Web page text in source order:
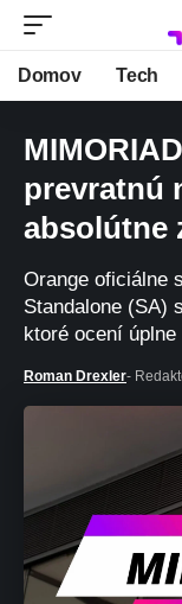
Domov Tech
prevratnú
absolútne
Orange oficiálne
Standalone (SA)
ktoré ocení úplne
Roman Drexler-